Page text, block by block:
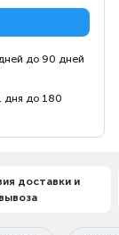
до 90 дней
дня до 180
доставки и